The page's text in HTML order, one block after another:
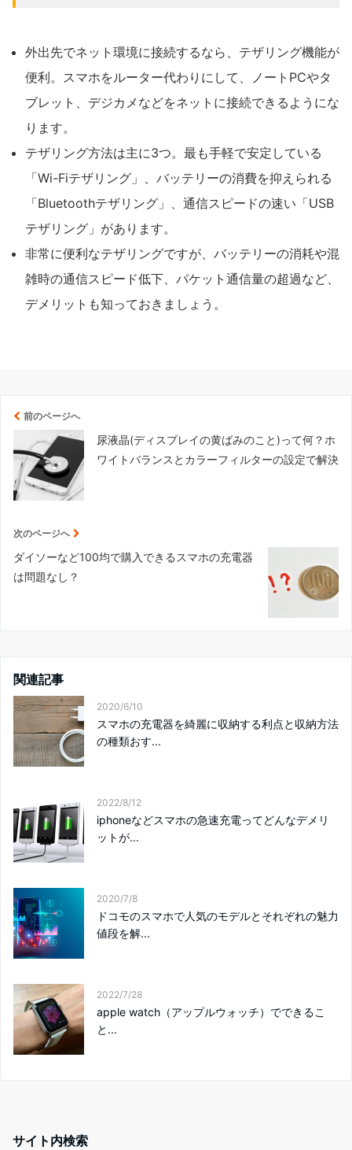
外出先でネット環境に接続するなら、テザリング機能が
便利。スマホをルーター代わりにして、ノートPCやタ
ブレット、デジカメなどをネットに接続できるようにな
ります。
テザリング方法は主に3つ。最も手軽で安定している
「Wi-Fiテザリング」、バッテリーの消費を抑えられる
「Bluetoothテザリング」、通信スピードの速い「USB
テザリング」があります。
非常に便利なテザリングですが、バッテリーの消耗や混
雑時の通信スピード低下、パケット通信量の超過など、
デメリットも知っておきましょう。
前のページへ
尿液晶(ディスプレイの黄ばみのこと)って何？ホ
ワイトバランスとカラーフィルターの設定で解決
次のページへ
ダイソーなど100均で購入できるスマホの充電器
は問題なし？
関連記事
2020/6/10
スマホの充電器を綺麗に収納する利点と収納方法
の種類おす...
2022/8/12
iphoneなどスマホの急速充電ってどんなデメリ
ットが...
2020/7/8
ドコモのスマホで人気のモデルとそれぞれの魅力
値段を解...
2022/7/28
apple watch（アップルウォッチ）でできるこ
と...
サイト内検索